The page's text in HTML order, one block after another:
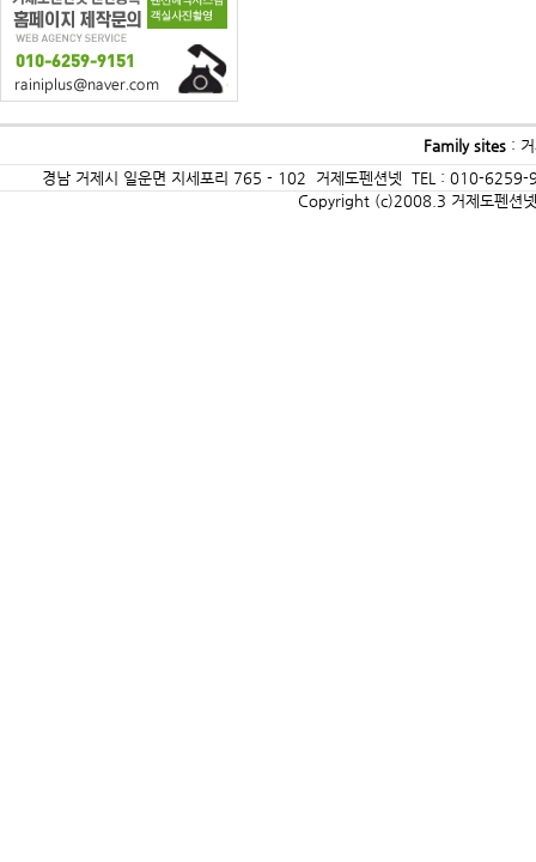
Family sites :
경남 거제시 일운면 지세포리 765 - 102 거제도펜션넷 TEL : 010-
Copyright (c)2008.3 거제도펜션